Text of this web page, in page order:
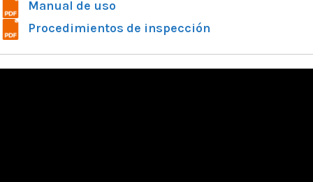
Manual de uso
Procedimientos de inspección